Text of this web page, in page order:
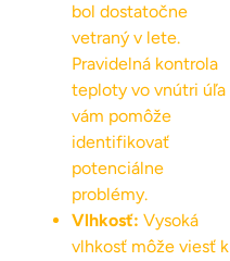
bol dostatočne
vetraný v lete.
Pravidelná kontrola
teploty vo vnútri úľa
vám pomôže
identifikovať
potenciálne
problémy.
Vlhkosť: Vysoká
vlhkosť môže viesť k